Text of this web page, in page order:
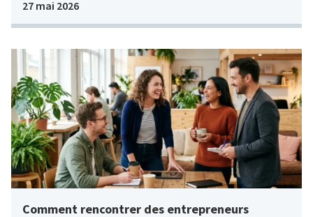
27 mai 2026
Comment rencontrer des entrepreneurs